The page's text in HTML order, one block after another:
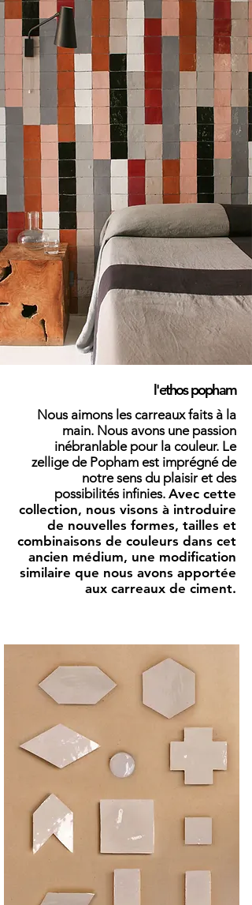
l'ethos popham
Nous aimons les carreaux faits à la
main. Nous avons une passion
inébranlable pour la couleur. Le
zellige de Popham est imprégné de
notre sens du plaisir et des
possibilités infinies. Avec cette
collection, nous visons à introduire
de nouvelles formes, tailles et
combinaisons de couleurs dans cet
ancien médium, une modification
similaire que nous avons apportée
aux carreaux de ciment.